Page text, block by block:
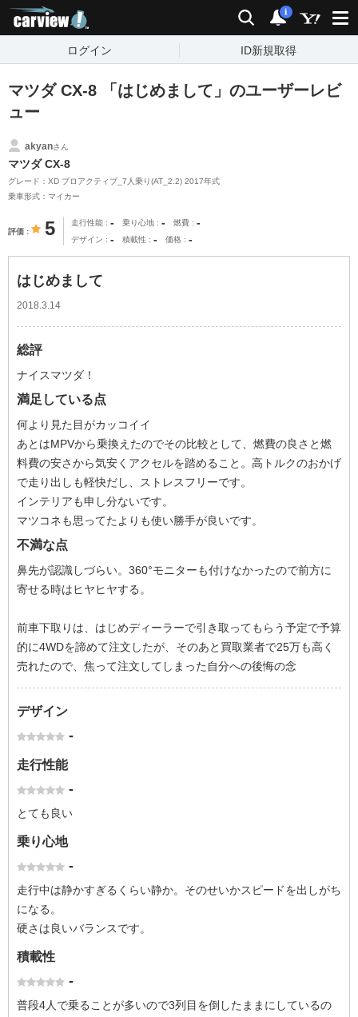
検索 通知
i
ログイン ID新規取得
マツダ CX-8 「はじめまして」のユーザーレビ
ュー
akyanさん
マツダ CX-8
グレード：XD プロアクティブ_7人乗り(AT_2.2) 2017年式
乗車形式：マイカー
評価 5 走行性能 - 乗り心地 - 燃費 -
デザイン - 積載性 - 価格 -
はじめまして
2018.3.14
総評
ナイスマツダ！
満足している点
何より見た目がカッコイイ
あとはMPVから乗換えたのでその比較として、燃費の良さと燃
料費の安さから気安くアクセルを踏めること。高トルクのおかげ
で走り出しも軽快だし、ストレスフリーです。
インテリアも申し分ないです。
マツコネも思ってたよりも使い勝手が良いです。
不満な点
鼻先が認識しづらい。360°モニターも付けなかったので前方に
寄せる時はヒヤヒヤする。
前車下取りは、はじめディーラーで引き取ってもらう予定で予算
的に4WDを諦めて注文したが、そのあと買取業者で25万も高く
売れたので、焦って注文してしまった自分への後悔の念
デザイン
-
走行性能
-
とても良い
乗り心地
-
走行中は静かすぎるくらい静か。そのせいかスピードを出しがち
になる。
硬さは良いバランスです。
積載性
-
普段4人で乗ることが多いので3列目を倒したままにしているの